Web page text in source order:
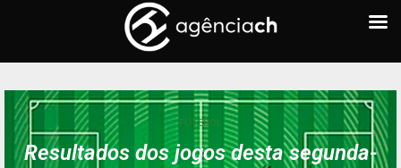
FUTEBOL
Resultados dos jogos desta segunda-